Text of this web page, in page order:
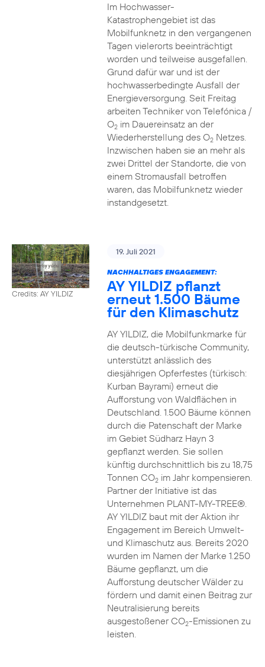
Im Hochwasser-
Katastrophengebiet ist das
Mobilfunknetz in den vergangenen
Tagen vielerorts beeinträchtigt
worden und teilweise ausgefallen.
Grund dafür war und ist der
hochwasserbedingte Ausfall der
Energieversorgung. Seit Freitag
arbeiten Techniker von Telefónica /
O2im Dauereinsatz an der
Wiederherstellung des O2Netzes.
Inzwischen haben sie an mehr als
zwei Drittel der Standorte, die von
einem Stromausfall betroffen
waren, das Mobilfunknetz wieder
instandgesetzt.
Credits: AY YILDIZ
19. Juli 2021
NACHHALTIGES ENGAGEMENT:
AY YILDIZ pflanzt
erneut 1.500 Bäume
für den Klimaschutz
AY YILDIZ, die Mobilfunkmarke für
die deutsch-türkische Community,
unterstützt anlässlich des
diesjährigen Opferfestes (türkisch:
Kurban Bayrami) erneut die
Aufforstung von Waldflächen in
Deutschland. 1.500 Bäume können
durch die Patenschaft der Marke
im Gebiet Südharz Hayn 3
gepflanzt werden. Sie sollen
künftig durchschnittlich bis zu 18,75
Tonnen CO2im Jahr kompensieren.
Partner der Initiative ist das
Unternehmen PLANT-MY-TREE®.
AY YILDIZ baut mit der Aktion ihr
Engagement im Bereich Umwelt-
und Klimaschutz aus. Bereits 2020
wurden im Namen der Marke 1.250
Bäume gepflanzt, um die
Aufforstung deutscher Wälder zu
fördern und damit einen Beitrag zur
Neutralisierung bereits
ausgestoßener CO2-Emissionen zu
leisten.